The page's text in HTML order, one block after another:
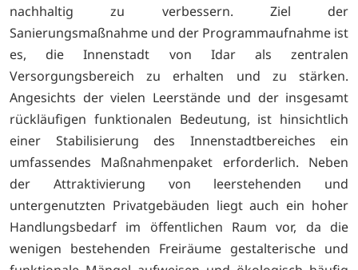
nachhaltig zu verbessern. Ziel der
Sanierungsmaßnahme und der Programmaufnahme ist
es, die Innenstadt von Idar als zentralen
Versorgungsbereich zu erhalten und zu stärken.
Angesichts der vielen Leerstände und der insgesamt
rückläufigen funktionalen Bedeutung, ist hinsichtlich
einer Stabilisierung des Innenstadtbereiches ein
umfassendes Maßnahmenpaket erforderlich. Neben
der Attraktivierung von leerstehenden und
untergenutzten Privatgebäuden liegt auch ein hoher
Handlungsbedarf im öffentlichen Raum vor, da die
wenigen bestehenden Freiräume gestalterische und